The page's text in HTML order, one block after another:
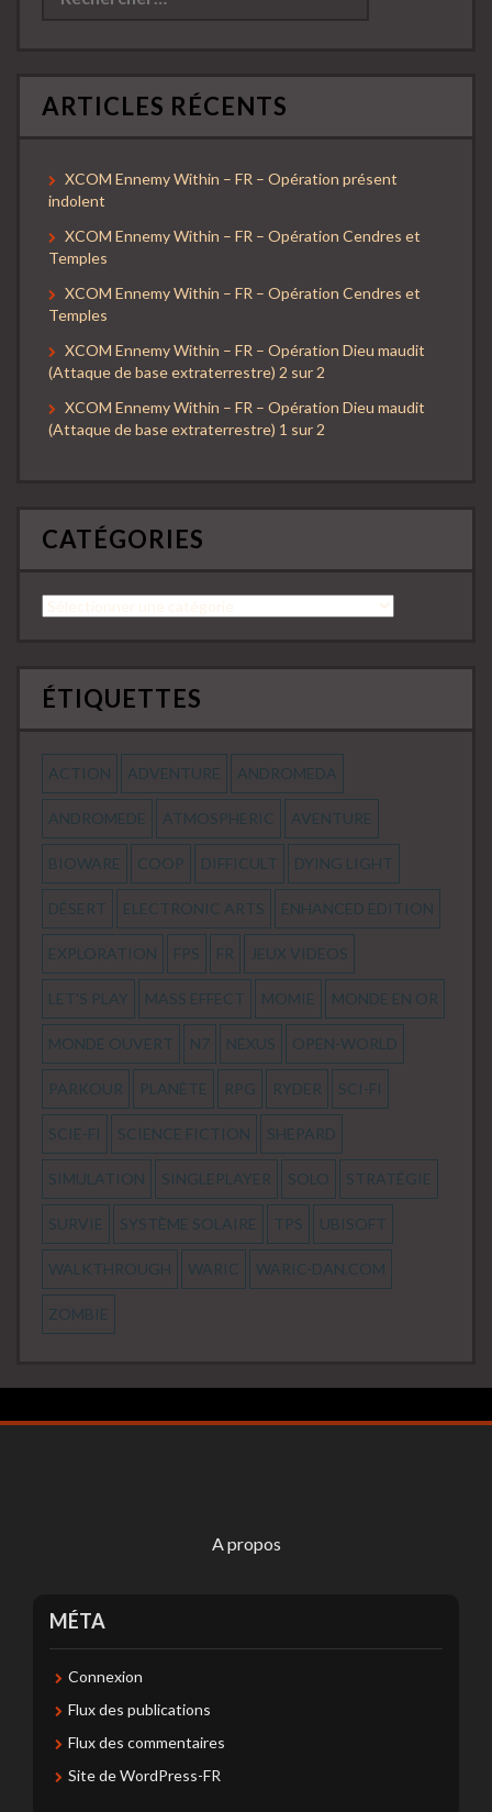
ARTICLES RÉCENTS
XCOM Ennemy Within – FR – Opération présent
indolent
XCOM Ennemy Within – FR – Opération Cendres et
Temples
XCOM Ennemy Within – FR – Opération Cendres et
Temples
XCOM Ennemy Within – FR – Opération Dieu maudit
(Attaque de base extraterrestre) 2 sur 2
XCOM Ennemy Within – FR – Opération Dieu maudit
(Attaque de base extraterrestre) 1 sur 2
CATÉGORIES
Catégories
ÉTIQUETTES
ACTION ADVENTURE ANDROMEDA
ANDROMEDE ATMOSPHERIC AVENTURE
BIOWARE COOP DIFFICULT DYING LIGHT
DÉSERT ELECTRONIC ARTS ENHANCED EDITION
EXPLORATION FPS FR JEUX VIDEOS
LET'S PLAY MASS EFFECT MOMIE MONDE EN OR
MONDE OUVERT N7 NEXUS OPEN-WORLD
PARKOUR PLANÈTE RPG RYDER SCI-FI
SCIE-FI SCIENCE FICTION SHEPARD
SIMULATION SINGLEPLAYER SOLO STRATÉGIE
SURVIE SYSTÈME SOLAIRE TPS UBISOFT
WALKTHROUGH WARIC WARIC-DAN.COM
ZOMBIE
A propos
MÉTA
Connexion
Flux des publications
Flux des commentaires
Site de WordPress-FR